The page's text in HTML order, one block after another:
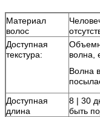
Материал
волос
Доступная
текстура:
волна,
Волна
Доступная
длина
8 | 30
быть